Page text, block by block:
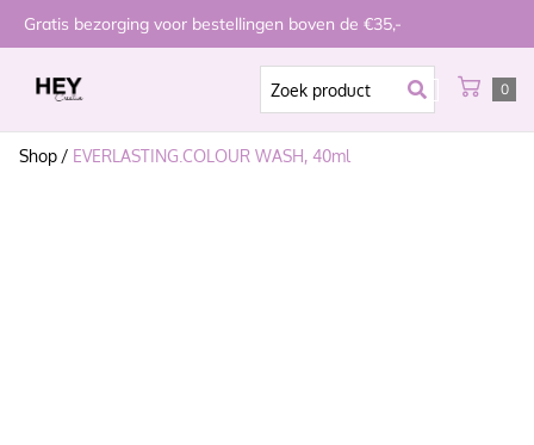
Gratis bezorging voor bestellingen boven de €35,-
0
Shop / EVERLASTING.COLOUR WASH, 40ml